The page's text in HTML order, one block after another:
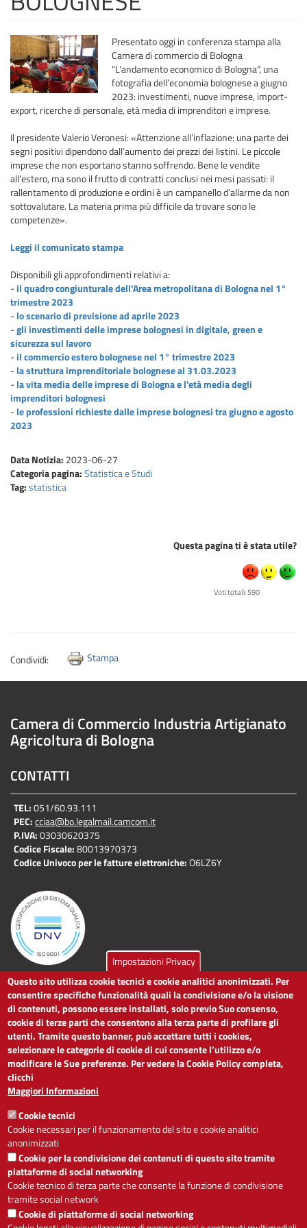
Presentato oggi in conferenza stampa alla
Camera di commercio di Bologna
"L'andamento economico di Bologna", una
fotografia dell’economia bolognese a giugno
2023: investimenti, nuove imprese, import-
export, ricerche di personale, età media di imprenditori e imprese.
Il presidente Valerio Veronesi: «Attenzione all’inflazione: una parte dei
segni positivi dipendono dall’aumento dei prezzi dei listini. Le piccole
imprese che non esportano stanno soffrendo. Bene le vendite
all’estero, ma sono il frutto di contratti conclusi nei mesi passati: il
rallentamento di produzione e ordini è un campanello d’allarme da non
sottovalutare. La materia prima più difficile da trovare sono le
competenze».
Leggi il comunicato stampa
Disponibili gli approfondimenti relativi a:
-il quadro congiunturale dell'Area metropolitana di Bologna nel 1°
trimestre 2023
-lo scenario di previsione ad aprile 2023
-gli investimenti delle imprese bolognesi in digitale, green e
sicurezza sul lavoro
-il commercio estero bolognese nel 1° trimestre 2023
-la struttura imprenditoriale bolognese al 31.03.2023
-la vita media delle imprese di Bologna e l'età media degli
imprenditori bolognesi
-le professioni richieste dalle imprese bolognesi tra giugno e agosto
2023
Data Notizia: 2023-06-27
Categoria pagina:Statistica e Studi
Tag:statistica
Questa pagina ti è stata utile?
Voti totali: 590
Condividi: Stampa
Camera di Commercio Industria Artigianato
Agricoltura di Bologna
CONTATTI
TEL:051/60.93.111
PEC:cciaa@bo.legalmail.camcom.it
P.IVA:03030620375
Codice Fiscale:80013970373
Codice Univoco per le fatture elettroniche:O6LZ6Y
LINK UTILI
Dichiarazione di accessibilità
Obiettivi di accessibilità
Segnalaci problemi di accessibilità
Note legali
Privacy
Accesso riservato
ACCESSIBILITÀ
- A +
Alto contrasto
Impostazioni Privacy
Questo sito utilizza cookie tecnici e cookie analitici anonimizzati. Per
consentire specifiche funzionalità quali la condivisione e/o la visione
di contenuti, possono essere installati, solo previo Suo consenso,
cookie di terze parti che consentono alla terza parte di profilare gli
utenti. Tramite questo banner, può accettare tutti i cookies,
selezionare le categorie di cookie di cui consente l’utilizzo e/o
modificare le Sue preferenze. Per vedere la Cookie Policy completa,
clicchi
Maggiori Informazioni
Cookie tecnici
Cookie necessari per il funzionamento del sito e cookie analitici
anonimizzati
Cookie per la condivisione dei contenuti di questo sito tramite
piattaforme di social networking
Cookie tecnico di terza parte che consente la funzione di condivisione
tramite social network
Cookie di piattaforme di social networking